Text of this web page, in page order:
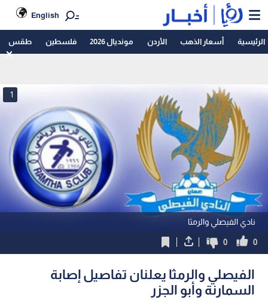
English
الرئيسية أسعار الذهب الأردن مونديال 2026 فلسطين طقس
نادي الفيصلي والرمثا
1
0
0
الفيصلي والرمثا يعلنان تفاصيل إصابة
السمارنة وأبو الجزر